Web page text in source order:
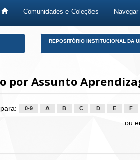
Comunidades e Coleções Navegar
REPOSITÓRIO INSTITUCIONAL DA
por Assunto
0-9 A B C D E F
ou